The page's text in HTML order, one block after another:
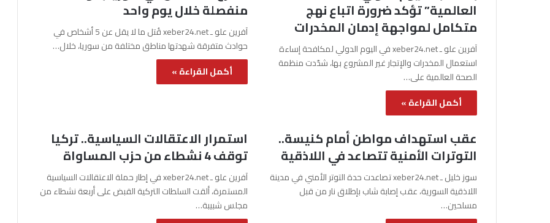
العالمية” تؤكد ضرورة اتباع نهج
متكامل لمواجهة إدمان المخدرات
آفرين علو ـ xeber24.net في اليوم الدولي لمكافحة إساءة
استعمال المخدرات والإتجار غير المشروع بها، شدّدت منظمة
الصحة العالمية على…
أكمل القراءة »
منفصلة خلال يوم واحد
آفرين علو ـ xeber24.net قُتل ما لا يقل عن 5 أشخاص في
حوادث متفرقة شهدتها مناطق مختلفة من سوريا، خلال…
أكمل القراءة »
عقب استهداف مواطن أمام كنيسة..
التوترات الأمنية تتصاعد في اللاذقية
سوز خليل ـ xeber24.net تصاعدت حدة التوتر الأمني في مدينة
اللاذقية السورية، عقب إصابة شاب بإطلاق نار من قبل
مسلحين…
استمرار الاعتقالات السياسية.. تركيا
توقف 4 نشطاء من حزب المساواة
آفرين علو ـ xeber24.net في إطار حملة الاعتقالات السياسية
المستمرة، ألقت السلطات التركية القبض على أربعة نشطاء من
مجلس شبيبة…